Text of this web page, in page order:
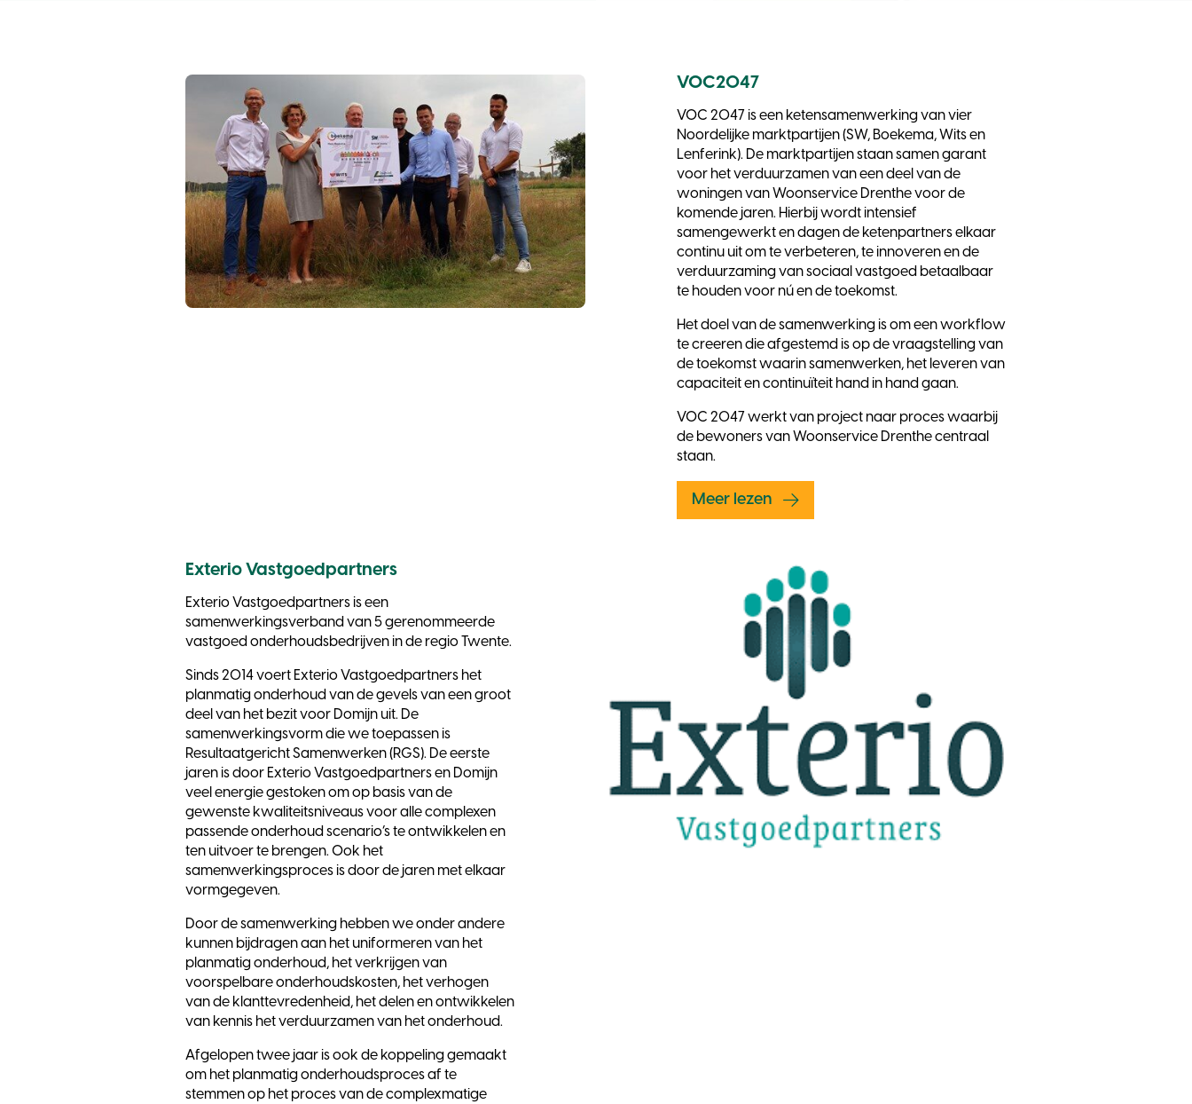
VOC2047
VOC 2047 is een ketensamenwerking van vier
Noordelijke marktpartijen (SW, Boekema, Wits en
Lenferink). De marktpartijen staan samen garant
voor het verduurzamen van een deel van de
woningen van Woonservice Drenthe voor de
komende jaren. Hierbij wordt intensief
samengewerkt en dagen de ketenpartners elkaar
continu uit om te verbeteren, te innoveren en de
verduurzaming van sociaal vastgoed betaalbaar
te houden voor nú en de toekomst.
Het doel van de samenwerking is om een workflow
te creeren die afgestemd is op de vraagstelling van
de toekomst waarin samenwerken, het leveren van
capaciteit en continuïteit hand in hand gaan.
VOC 2047 werkt van project naar proces waarbij
de bewoners van Woonservice Drenthe centraal
staan.
Meer lezen
Exterio Vastgoedpartners
Exterio Vastgoedpartners is een
samenwerkingsverband van 5 gerenommeerde
vastgoed onderhoudsbedrijven in de regio Twente.
Sinds 2014 voert Exterio Vastgoedpartners het
planmatig onderhoud van de gevels van een groot
deel van het bezit voor Domijn uit. De
samenwerkingsvorm die we toepassen is
Resultaatgericht Samenwerken (RGS). De eerste
jaren is door Exterio Vastgoedpartners en Domijn
veel energie gestoken om op basis van de
gewenste kwaliteitsniveaus voor alle complexen
passende onderhoud scenario’s te ontwikkelen en
ten uitvoer te brengen. Ook het
samenwerkingsproces is door de jaren met elkaar
vormgegeven.
Door de samenwerking hebben we onder andere
kunnen bijdragen aan het uniformeren van het
planmatig onderhoud, het verkrijgen van
voorspelbare onderhoudskosten, het verhogen
van de klanttevredenheid, het delen en ontwikkelen
van kennis het verduurzamen van het onderhoud.
Afgelopen twee jaar is ook de koppeling gemaakt
om het planmatig onderhoudsproces af te
stemmen op het proces van de complexmatige